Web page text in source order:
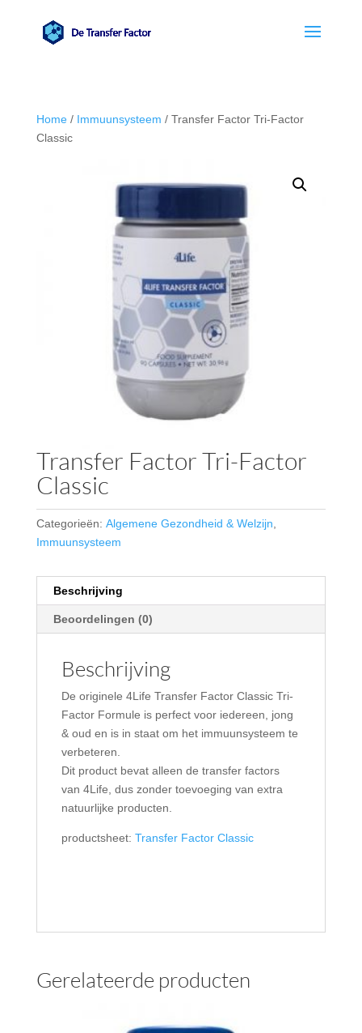
Home/ Immuunsysteem / Transfer Factor Tri-Factor
Classic
Transfer Factor Tri-Factor
Classic
Categorieën: Algemene Gezondheid & Welzijn,
Immuunsysteem
Beschrijving
Beoordelingen (0)
Beschrijving
De originele 4Life Transfer Factor Classic Tri-
Factor Formule is perfect voor iedereen, jong
& oud en is in staat om het immuunsysteem te
verbeteren.
Dit product bevat alleen de transfer factors
van 4Life, dus zonder toevoeging van extra
natuurlijke producten.
productsheet: Transfer Factor Classic
Gerelateerde producten